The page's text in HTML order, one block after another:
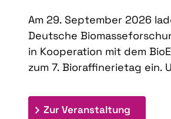
Am 29. September 2026
Deutsche
in Kooperation mit dem
zum 7. Bioraffinerietag ein.
Zur Veranstaltung